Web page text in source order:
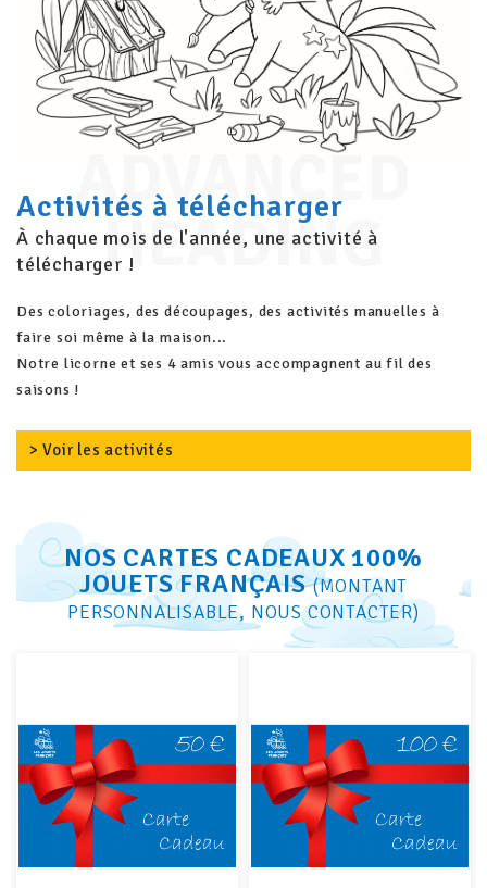
ADVANCED
HEADING
Activités à télécharger
À chaque mois de l'année, une activité à
télécharger !
Des coloriages, des découpages, des activités manuelles à
faire soi même à la maison...
Notre licorne et ses 4 amis vous accompagnent au fil des
saisons !
> Voir les activités
NOS CARTES CADEAUX 100%
JOUETS FRANÇAIS(MONTANT
PERSONNALISABLE, NOUS CONTACTER)